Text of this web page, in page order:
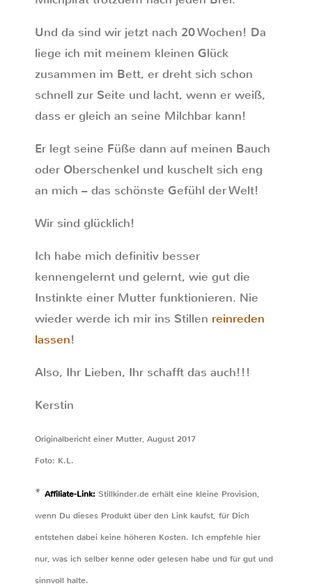
Und da sind wir jetzt nach 20 Wochen! Da
liege ich mit meinem kleinen Glück
zusammen im Bett, er dreht sich schon
schnell zur Seite und lacht, wenn er weiß,
dass er gleich an seine Milchbar kann!
Er legt seine Füße dann auf meinen Bauch
oder Oberschenkel und kuschelt sich eng
an mich – das schönste Gefühl der Welt!
Wir sind glücklich!
Ich habe mich definitiv besser
kennengelernt und gelernt, wie gut die
Instinkte einer Mutter funktionieren. Nie
wieder werde ich mir ins Stillen reinreden
lassen!
Also, Ihr Lieben, Ihr schafft das auch!!!
Kerstin
Originalbericht einer Mutter, August 2017
Foto: K.L.
* Affiliate-Link: Stillkinder.de erhält eine kleine Provision,
wenn Du dieses Produkt über den Link kaufst, für Dich
entstehen dabei keine höheren Kosten. Ich empfehle hier
nur, was ich selber kenne oder gelesen habe und für gut und
sinnvoll halte.